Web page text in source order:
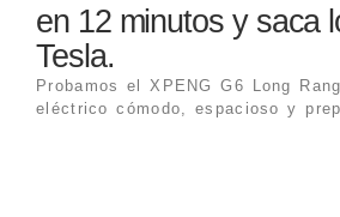
en 12 minutos y saca
Tesla.
Probamos el XPENG G6 Long
eléctrico cómodo, espacioso y